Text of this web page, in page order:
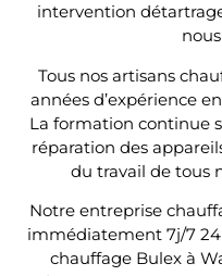
intervention
Tous nos artisans
années d’expérience
La formation continue
réparation des
du travail de tous
Notre entreprise
immédiatement 7j/7
chauffage Bulex à